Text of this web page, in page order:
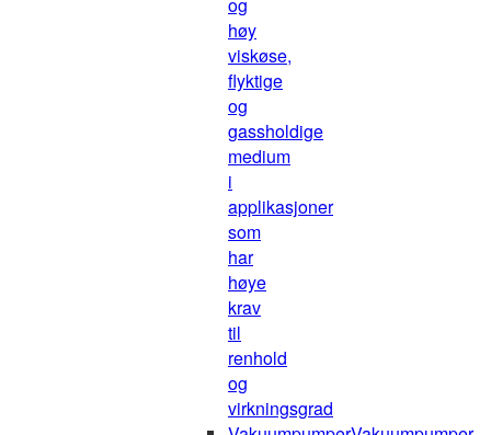
høy
viskøse,
flyktige
og
gassholdige
medium
i
applikasjoner
som
har
høye
krav
til
renhold
og
virkningsgrad